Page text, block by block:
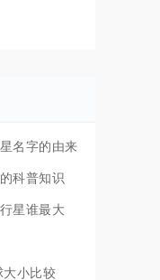
名字的由来
科普知识
星谁最大
大小比较